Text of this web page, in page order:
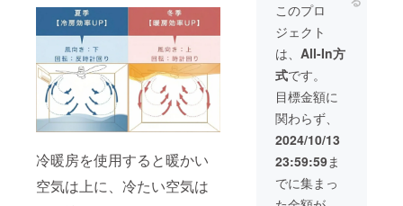
冷暖房を使用すると暖かい
空気は上に、冷たい空気は
ウッド
の2種類
からお
選びく
ださ
い。 適
格請求
書発行
事業者
登録番
号：
T40111
010698
94
このプロ
ジェクト
は、 All-In方
式です。
目標金額に
関わらず、
2024/10/13
23:59:59ま
でに集まっ